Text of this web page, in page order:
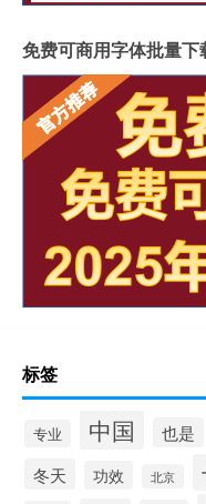
免费可商用字体批量下
标签
专业 中国 也是
冬天 功效 北京